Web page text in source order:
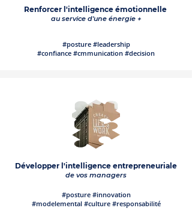
Renforcer l'intelligence émotionnelle
au service d'une énergie +
#posture #leadership
#confiance #cmmunication #decision
Développer l'intelligence entrepreneuriale
de vos managers
#posture #innovation
#modelemental #culture #responsabilité